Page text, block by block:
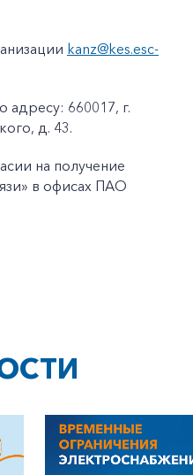
kanz@kes.esc-
адресу: 660017, г.
д. 43.
на получение
в офисах ПАО